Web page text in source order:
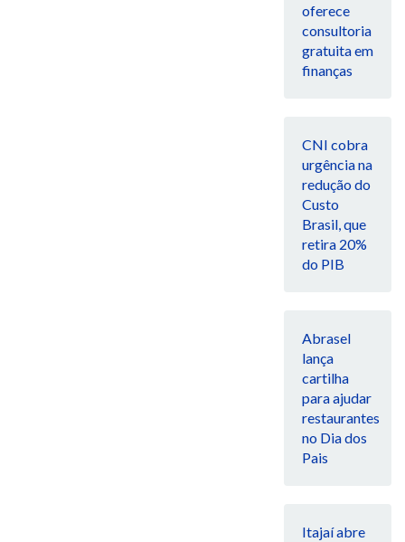
oferece
consultoria
gratuita em
finanças
CNI cobra
urgência na
redução do
Custo
Brasil, que
retira 20%
do PIB
Abrasel
lança
cartilha
para ajudar
restaurantes
no Dia dos
Pais
Itajaí abre